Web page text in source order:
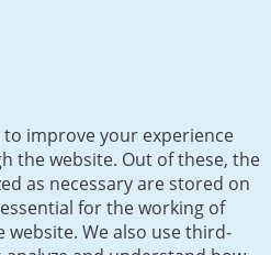
to improve your experience
the website. Out of these, the
as necessary are stored on
for the working of
We also use third-